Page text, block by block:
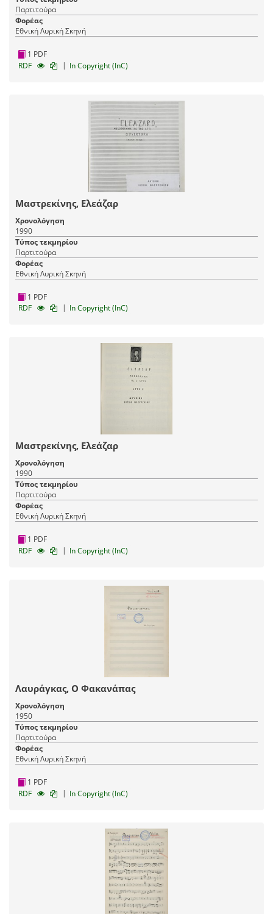
Παρτιτούρα
Φορέας
Εθνική Λυρική Σκηνή
1 PDF
RDF
| In Copyright (InC)
Μαστρεκίνης, Ελεάζαρ
Χρονολόγηση
1990
Τύπος τεκμηρίου
Παρτιτούρα
Φορέας
Εθνική Λυρική Σκηνή
1 PDF
RDF
| In Copyright (InC)
Μαστρεκίνης, Ελεάζαρ
Χρονολόγηση
1990
Τύπος τεκμηρίου
Παρτιτούρα
Φορέας
Εθνική Λυρική Σκηνή
1 PDF
RDF
| In Copyright (InC)
Λαυράγκας, Ο Φακανάπας
Χρονολόγηση
1950
Τύπος τεκμηρίου
Παρτιτούρα
Φορέας
Εθνική Λυρική Σκηνή
1 PDF
RDF
| In Copyright (InC)